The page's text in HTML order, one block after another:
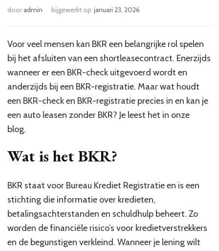
dooradmin bijgewerkt op januari 23, 2026
Voor veel mensen kan BKR een belangrijke rol spelen
bij het afsluiten van een shortleasecontract. Enerzijds
wanneer er een BKR-check uitgevoerd wordt en
anderzijds bij een BKR-registratie. Maar wat houdt
een BKR-check en BKR-registratie precies in en kan je
een auto leasen zonder BKR? Je leest het in onze
blog.
Wat is het BKR?
BKR staat voor Bureau Krediet Registratie en is een
stichting die informatie over kredieten,
betalingsachterstanden en schuldhulp beheert. Zo
worden de financiële risico’s voor kredietverstrekkers
en de begunstigen verkleind. Wanneer je lening wilt